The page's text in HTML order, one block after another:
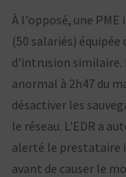
À l'opposé, une
(50 salariés) équipée
d'intrusion similaire.
anormal à 2h47 du
désactiver les
le réseau. L'EDR a
alerté le prestataire
avant de causer le